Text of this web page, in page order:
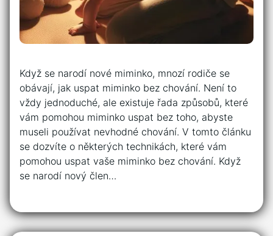
Když se narodí nové miminko, mnozí rodiče se
obávají, jak uspat miminko bez chování. Není to
vždy jednoduché, ale existuje řada způsobů, které
vám pomohou miminko uspat bez toho, abyste
museli používat nevhodné chování. V tomto článku
se dozvíte o některých technikách, které vám
pomohou uspat vaše miminko bez chování. Když
se narodí nový člen…